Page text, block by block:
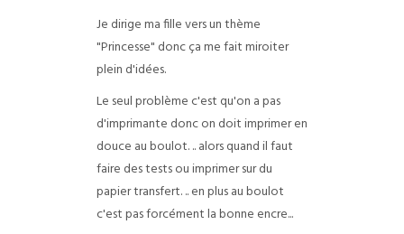
Je dirige ma fille vers un thème
"Princesse" donc ça me fait miroiter
plein d'idées.
Le seul problème c'est qu'on a pas
d'imprimante donc on doit imprimer en
douce au boulot. .. alors quand il faut
faire des tests ou imprimer sur du
papier transfert. .. en plus au boulot
c'est pas forcément la bonne encre...